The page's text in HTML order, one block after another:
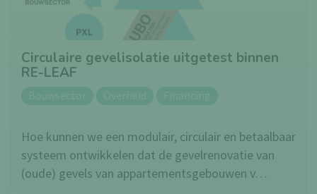
Circulaire gevelisolatie uitgetest binnen
RE-LEAF
Bouwsector Overheid Financing
Hoe kunnen we een modulair, circulair en betaalbaar
systeem ontwikkelen dat de gevelrenovatie van
(oude) gevels van appartementsgebouwen v…